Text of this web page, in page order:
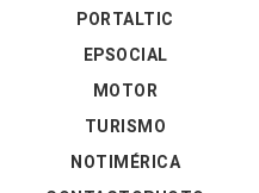
PORTALTIC
EPSOCIAL
MOTOR
TURISMO
NOTIMÉRICA